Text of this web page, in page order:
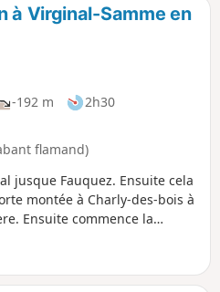
à Virginal-Samme en
-192 m
2h30
flamand)
jusque Fauquez. Ensuite cela
montée à Charly-des-bois à
Ensuite commence la